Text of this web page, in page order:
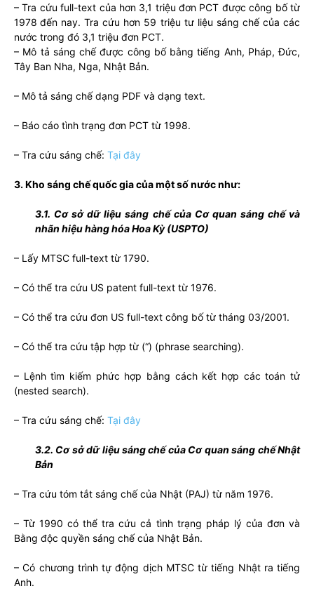
– Tra cứu full-text của hơn 3,1 triệu đơn PCT được công bố từ
1978 đến nay. Tra cứu hơn 59 triệu tư liệu sáng chế của các
nước trong đó 3,1 triệu đơn PCT.
– Mô tả sáng chế được công bố bằng tiếng Anh, Pháp, Đức,
Tây Ban Nha, Nga, Nhật Bản.
– Mô tả sáng chế dạng PDF và dạng text.
– Báo cáo tình trạng đơn PCT từ 1998.
– Tra cứu sáng chế: Tại đây
3. Kho sáng chế quốc gia của một số nước như:
3.1. Cơ sở dữ liệu sáng chế của Cơ quan sáng chế và
nhãn hiệu hàng hóa Hoa Kỳ (USPTO)
– Lấy MTSC full-text từ 1790.
– Có thể tra cứu US patent full-text từ 1976.
– Có thể tra cứu đơn US full-text công bố từ tháng 03/2001.
– Có thể tra cứu tập hợp từ (“) (phrase searching).
– Lệnh tìm kiếm phức hợp bằng cách kết hợp các toán tử
(nested search).
– Tra cứu sáng chế: Tại đây
3.2. Cơ sở dữ liệu sáng chế của Cơ quan sáng chế Nhật
Bản
– Tra cứu tóm tắt sáng chế của Nhật (PAJ) từ năm 1976.
– Từ 1990 có thể tra cứu cả tình trạng pháp lý của đơn và
Bằng độc quyền sáng chế của Nhật Bản.
– Có chương trình tự động dịch MTSC từ tiếng Nhật ra tiếng
Anh.